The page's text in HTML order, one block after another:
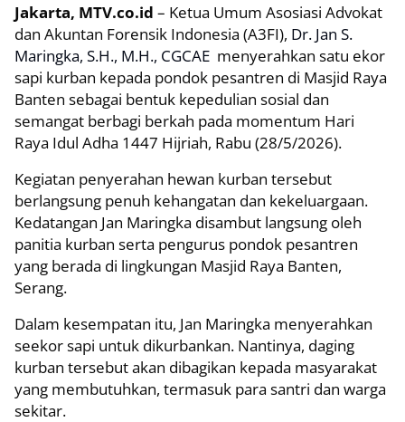
Jakarta, MTV.co.id – Ketua Umum Asosiasi Advokat
dan Akuntan Forensik Indonesia (A3FI), Dr. Jan S.
Maringka, S.H., M.H., CGCAE menyerahkan satu ekor
sapi kurban kepada pondok pesantren di Masjid Raya
Banten sebagai bentuk kepedulian sosial dan
semangat berbagi berkah pada momentum Hari
Raya Idul Adha 1447 Hijriah, Rabu (28/5/2026).
Kegiatan penyerahan hewan kurban tersebut
berlangsung penuh kehangatan dan kekeluargaan.
Kedatangan Jan Maringka disambut langsung oleh
panitia kurban serta pengurus pondok pesantren
yang berada di lingkungan Masjid Raya Banten,
Serang.
Dalam kesempatan itu, Jan Maringka menyerahkan
seekor sapi untuk dikurbankan. Nantinya, daging
kurban tersebut akan dibagikan kepada masyarakat
yang membutuhkan, termasuk para santri dan warga
sekitar.